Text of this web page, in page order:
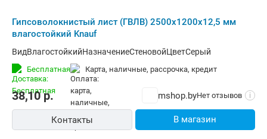
Гипсоволокнистый лист (ГВЛВ) 2500х1200х12,5 мм
влагостойкий Knauf
ВидВлагостойкийНазначениеСтеновойЦветСерый
Бесплатная карта, наличные, рассрочка, кредит
38,10р. mshop.byНет отзывов i
Контакты В магазин